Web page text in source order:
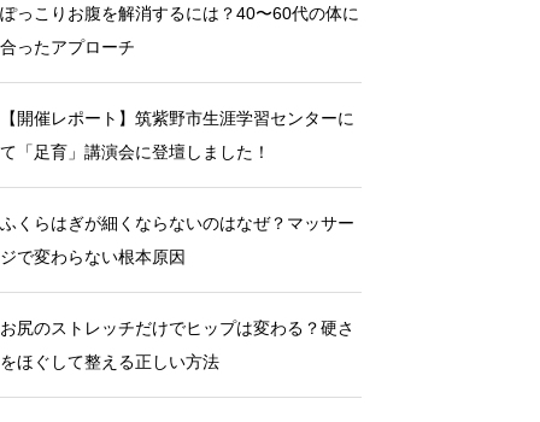
ぽっこりお腹を解消するには？40〜60代の体に
合ったアプローチ
【開催レポート】筑紫野市生涯学習センターに
て「足育」講演会に登壇しました！
ふくらはぎが細くならないのはなぜ？マッサー
ジで変わらない根本原因
お尻のストレッチだけでヒップは変わる？硬さ
をほぐして整える正しい方法